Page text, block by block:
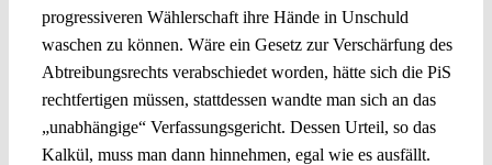
progressiveren Wählerschaft ihre Hände in Unschuld
waschen zu können. Wäre ein Gesetz zur Verschärfung des
Abtreibungsrechts verabschiedet worden, hätte sich die PiS
rechtfertigen müssen, stattdessen wandte man sich an das
„unabhängige“ Verfassungsgericht. Dessen Urteil, so das
Kalkül, muss man dann hinnehmen, egal wie es ausfällt.